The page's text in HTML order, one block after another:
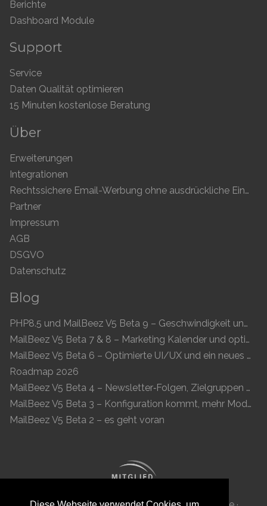
Berichte
Dashboard Module
Support
Service
Daten Qualität optimieren
15 Minuten kostenlose Beratung
Über
Erweiterungen
Integrationen
Rechtssichere Email-Werbung ohne ausdrückliche Einwilligung
Partner
Impressum
AGB
DSGVO
Datenschutz
Blog
PHP8.5 und MailBeez V5 Beta 9 – Geschwindigkeit und Kompatibilität
MailBeez V5 Beta 7 & 8 – Marketing Kalender und optimierte UI
MailBeez V5 Beta 6 – Optimierte UI/UX und ein neues Newsletter-Konzept
Roadmap 2026
MailBeez V5 Beta 4 – Newsletter‑Folgen, Zielgruppen und moderne Vorschau
MailBeez V5 Beta 3 – Konfiguration kommt, mehr Module, flüssigeres UX
MailBeez V5 Beta 2 – es geht voran